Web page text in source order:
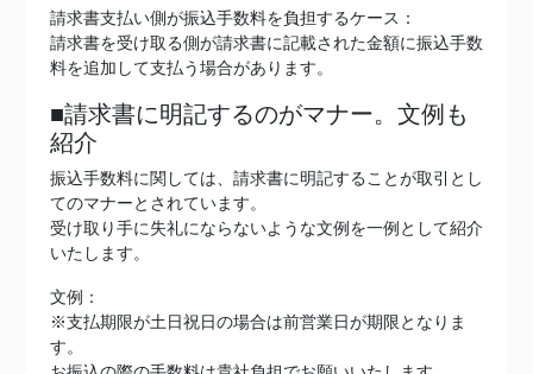
請求書支払い側が振込手数料を負担するケース：
請求書を受け取る側が請求書に記載された金額に振込手数
料を追加して支払う場合があります。
■請求書に明記するのがマナー。文例も
紹介
振込手数料に関しては、請求書に明記することが取引とし
てのマナーとされています。
受け取り手に失礼にならないような文例を一例として紹介
いたします。
文例：
※支払期限が土日祝日の場合は前営業日が期限となりま
す。